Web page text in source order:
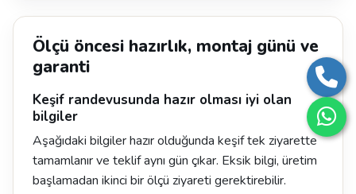
Ölçü öncesi hazırlık, montaj günü ve
garanti
Keşif randevusunda hazır olması iyi olan
bilgiler
Aşağıdaki bilgiler hazır olduğunda keşif tek ziyarette
tamamlanır ve teklif aynı gün çıkar. Eksik bilgi, üretim
başlamadan ikinci bir ölçü ziyareti gerektirebilir.